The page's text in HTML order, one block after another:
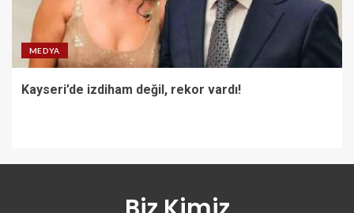
MEDYA
Kayseri’de izdiham değil, rekor vardı!